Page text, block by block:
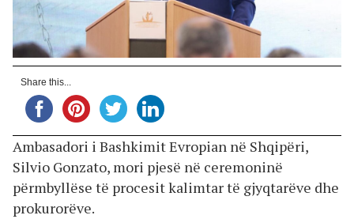
Share this...
Ambasadori i Bashkimit Evropian në Shqipëri,
Silvio Gonzato, mori pjesë në ceremoninë
përmbyllëse të procesit kalimtar të gjyqtarëve dhe
prokurorëve.